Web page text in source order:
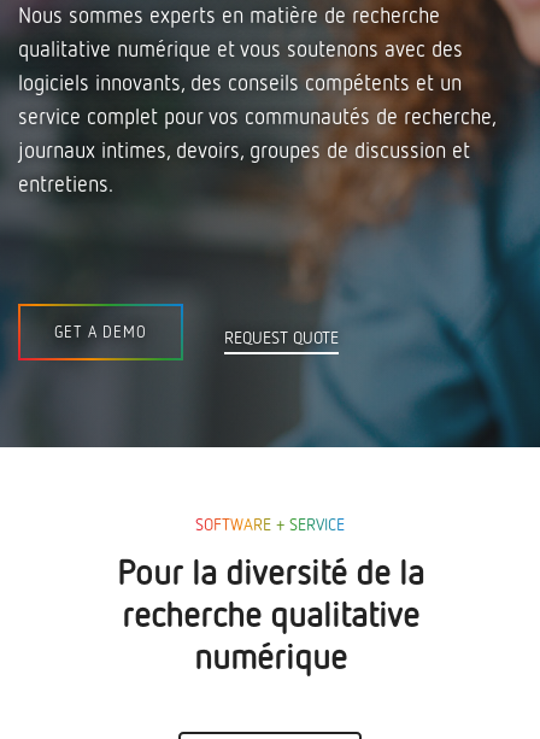
Nous sommes experts en matière de recherche
qualitative numérique et vous soutenons avec des
logiciels innovants, des conseils compétents et un
service complet pour vos communautés de recherche,
journaux intimes, devoirs, groupes de discussion et
entretiens.
GET A DEMO REQUEST QUOTE
SOFTWARE + SERVICE
Pour la diversité de la
recherche qualitative
numérique